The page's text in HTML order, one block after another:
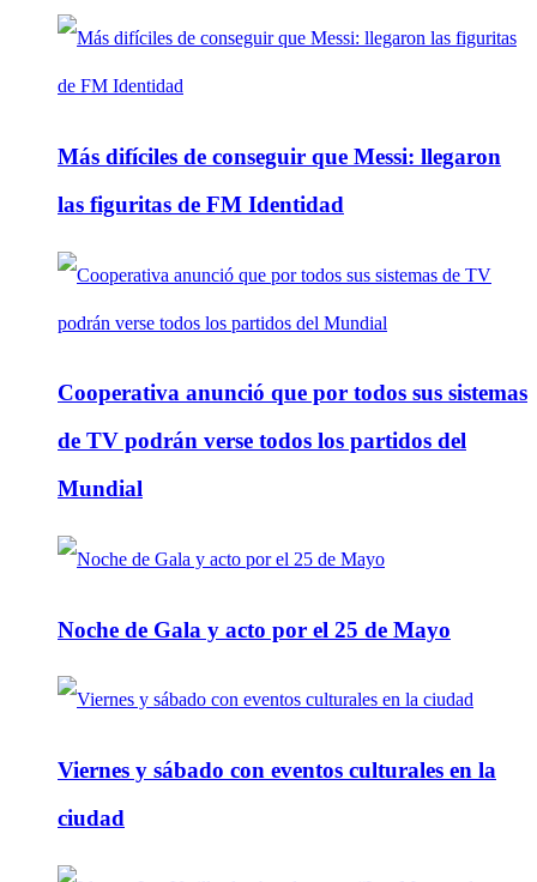
Más difíciles de conseguir que Messi: llegaron
las figuritas de FM Identidad
Cooperativa anunció que por todos sus sistemas
de TV podrán verse todos los partidos del
Mundial
Noche de Gala y acto por el 25 de Mayo
Viernes y sábado con eventos culturales en la
ciudad